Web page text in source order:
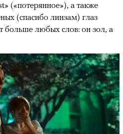
(«потерянное»), а также
(спасибо линзам) глаз
больше любых слов: он зол, а